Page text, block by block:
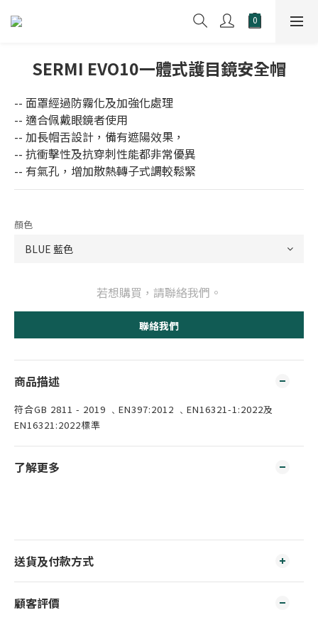
SERMI EVO10一體式護目鏡安全帽
-- 面罩經過防霧化及加強化處理
-- 適合佩戴眼鏡者使用
-- 加長帽舌設計，備有遮陽效果，
-- 抗衝擊性及抗穿刺性能都非常優異
-- 有氣孔，增加散熱轉子式調較鬆緊
顏色
若想購買，請聯絡我們。
聯絡我們
商品描述
符合GB 2811 - 2019 ﹑EN397:2012 ﹑EN16321-1:2022及
EN16321:2022標準
了解更多
送貨及付款方式
顧客評價